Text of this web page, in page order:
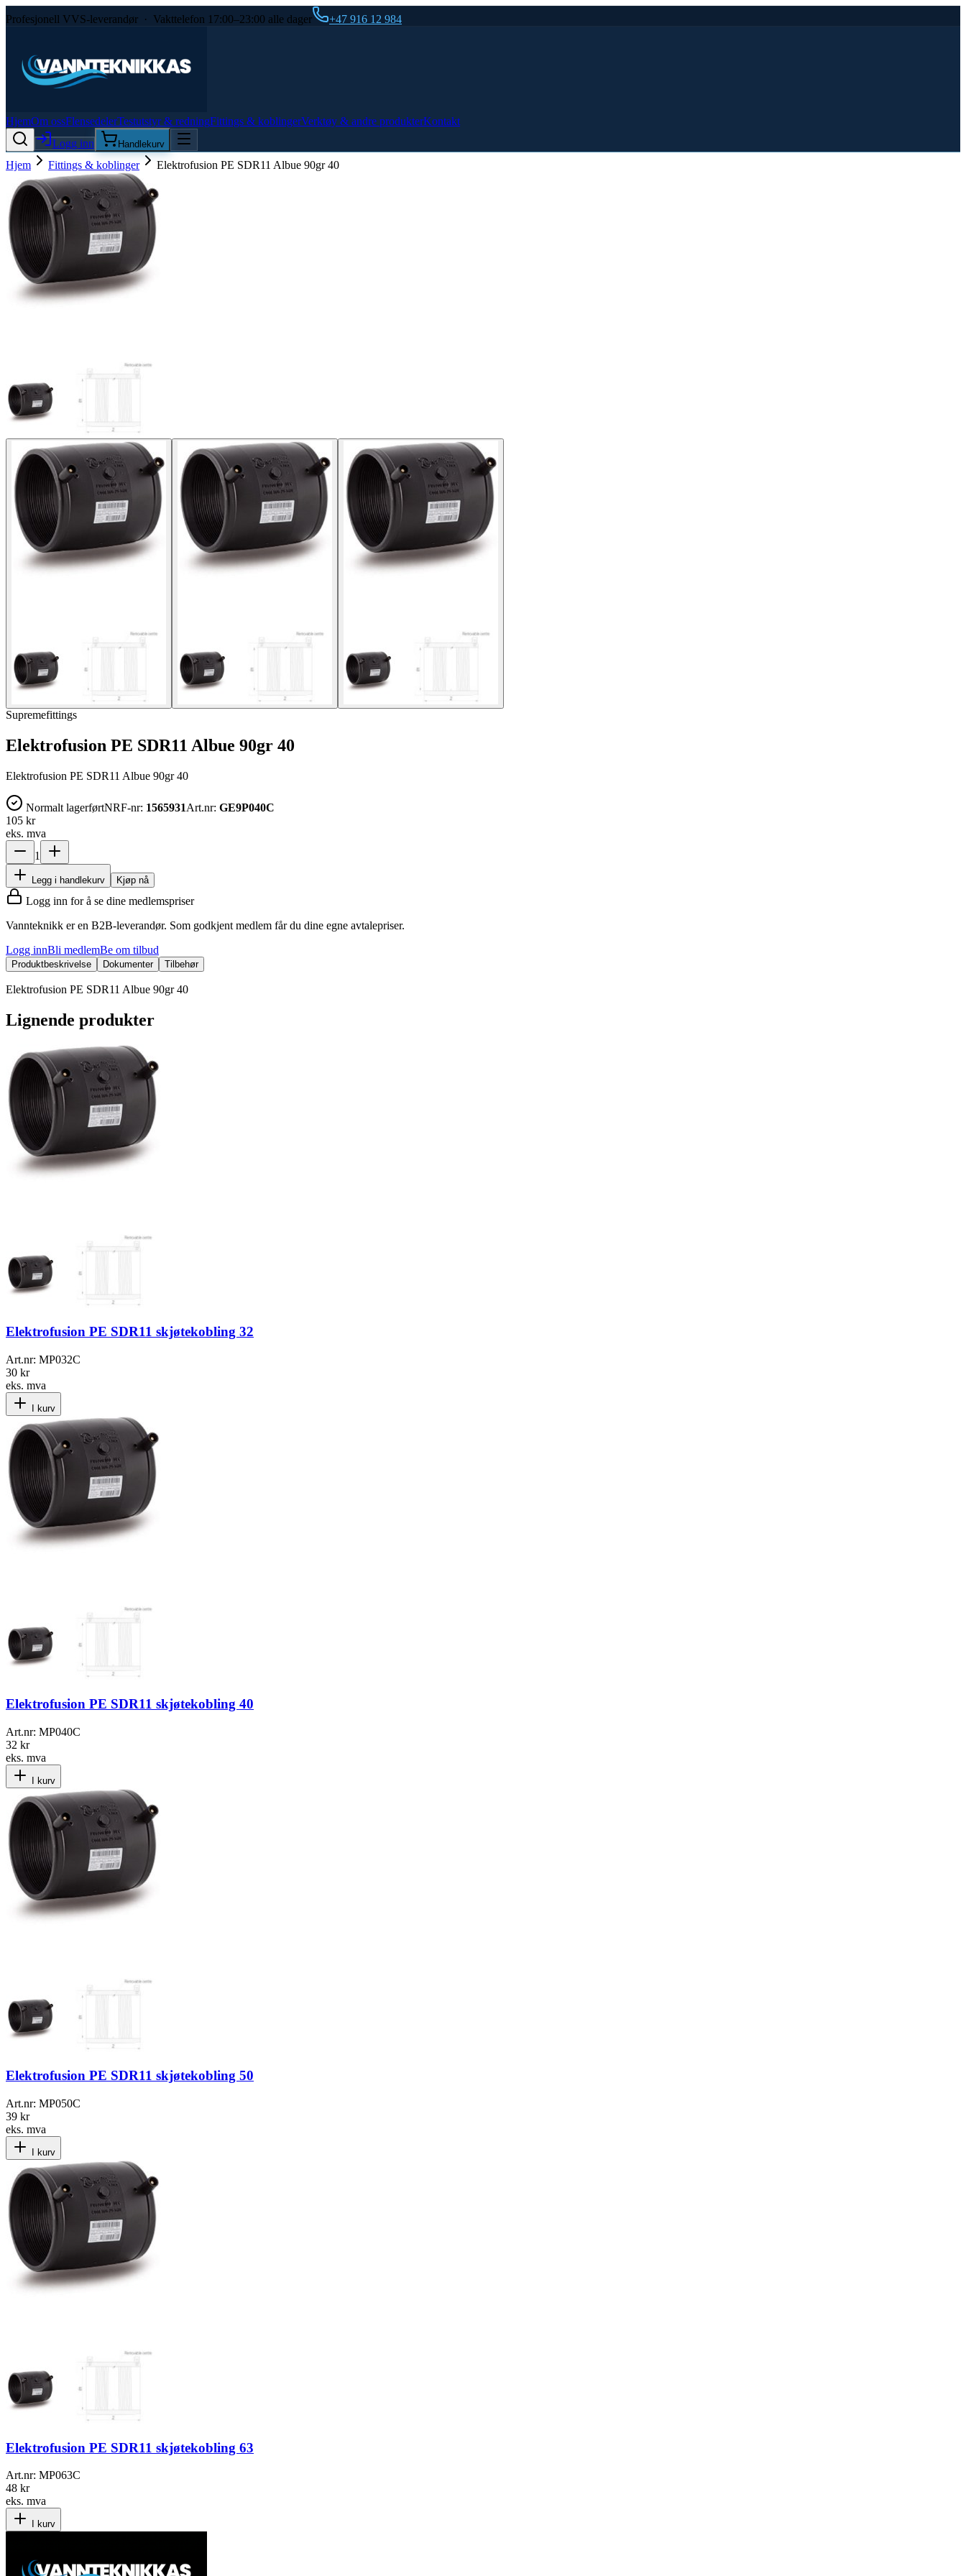
Profesjonell VVS-leverandør · Vakttelefon 17:00–23:00 alle dager +47 916 12 984
HjemOm ossFlensedelerTestutstyr & redningFittings & koblingerVerktøy & andre produkterKontakt
Logg inn
Handlekurv
Hjem Fittings & koblinger Elektrofusion PE SDR11 Albue 90gr 40
Supremefittings
Elektrofusion PE SDR11 Albue 90gr 40
Elektrofusion PE SDR11 Albue 90gr 40
Normalt lagerførtNRF-nr: 1565931Art.nr: GE9P040C
105 kr
eks. mva
1
Legg i handlekurv Kjøp nå
Logg inn for å se dine medlemspriser
Vannteknikk er en B2B-leverandør. Som godkjent medlem får du dine egne avtalepriser.
Logg innBli medlemBe om tilbud
Produktbeskrivelse Dokumenter Tilbehør
Elektrofusion PE SDR11 Albue 90gr 40
Lignende produkter
Elektrofusion PE SDR11 skjøtekobling 32
Art.nr: MP032C
30 kr
eks. mva
I kurv
Elektrofusion PE SDR11 skjøtekobling 40
Art.nr: MP040C
32 kr
eks. mva
I kurv
Elektrofusion PE SDR11 skjøtekobling 50
Art.nr: MP050C
39 kr
eks. mva
I kurv
Elektrofusion PE SDR11 skjøtekobling 63
Art.nr: MP063C
48 kr
eks. mva
I kurv